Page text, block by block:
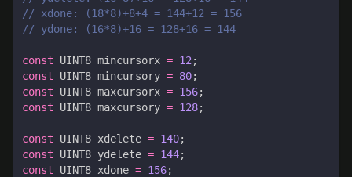
const UINT8 mincursorx = 12 ;
const
UINT8 mincursory = 80;
const
UINT8 maxcursorx = 156;
const
UINT8 maxcursory = 128;
const UINT8 xdelete = 140;
const
UINT8 ydelete = 144;
const
UINT8 xdone = 156;